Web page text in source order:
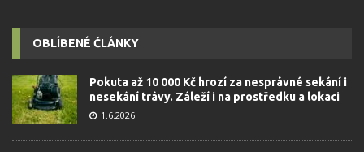
OBLÍBENÉ ČLÁNKY
Pokuta až 10 000 Kč hrozí za nesprávné sekání i
nesekání trávy. Záleží i na prostředku a lokaci
1.6.2026